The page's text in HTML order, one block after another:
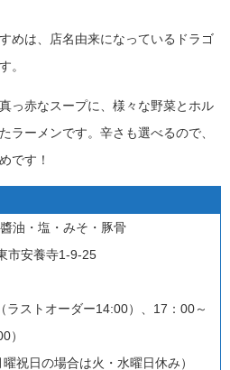
めは、店名由来になっているドラゴ
。
っ赤なスープに、様々な野菜とホル
ラーメンです。辛さも選べるので、
です！
油・塩・みそ・豚骨
市安養寺1-9-25
（ラストオーダー14:00）、 17：00～
）
曜祝日の場合は火・水曜日休み）